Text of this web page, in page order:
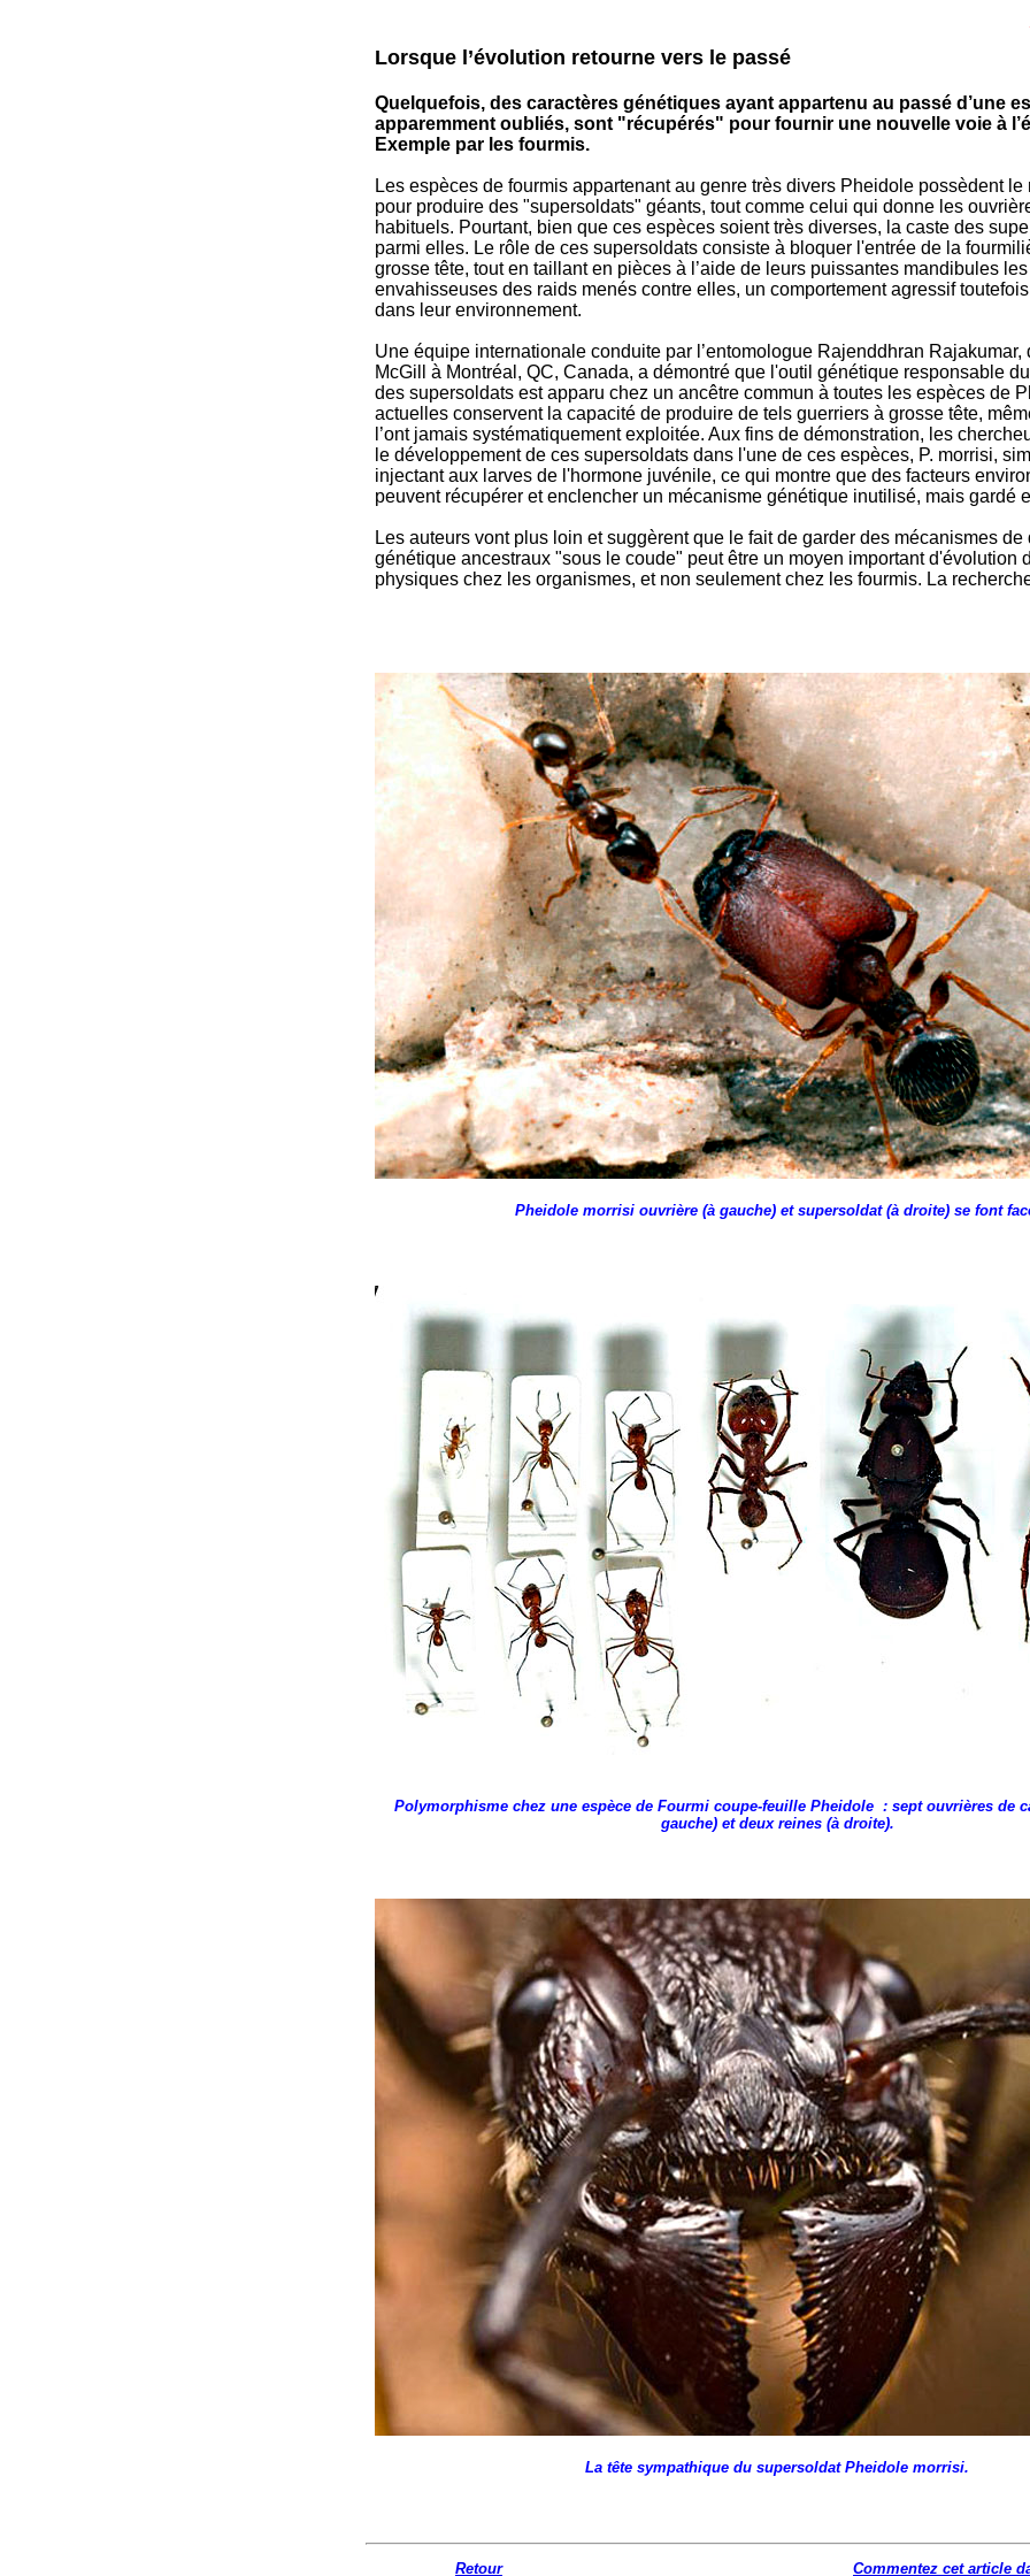
Lorsque l’évolution retourne vers le passé
Quelquefois, des caractères génétiques ayant appartenu au passé d’une
apparemment oubliés, sont "récupérés" pour fournir une nouvelle voie à
Exemple par les fourmis.
Les espèces de fourmis appartenant au genre très divers Pheidole possèdent
pour produire des "supersoldats" géants, tout comme celui qui donne les
habituels. Pourtant, bien que ces espèces soient très diverses, la caste des
parmi elles. Le rôle de ces supersoldats consiste à bloquer l'entrée de la
grosse tête, tout en taillant en pièces à l’aide de leurs puissantes mandibules
envahisseuses des raids menés contre elles, un comportement agressif
dans leur environnement.
Une équipe internationale conduite par l’entomologue Rajenddhran Rajakumar,
McGill à Montréal, QC, Canada, a démontré que l'outil génétique responsable
des supersoldats est apparu chez un ancêtre commun à toutes les espèces de
actuelles conservent la capacité de produire de tels guerriers à grosse tête,
l’ont jamais systématiquement exploitée. Aux fins de démonstration, les
le développement de ces supersoldats dans l'une de ces espèces, P. morrisi,
injectant aux larves de l'hormone juvénile, ce qui montre que des facteurs
peuvent récupérer et enclencher un mécanisme génétique inutilisé, mais gardé
Les auteurs vont plus loin et suggèrent que le fait de garder des mécanismes
génétique ancestraux "sous le coude" peut être un moyen important d'évolution
physiques chez les organismes, et non seulement chez les fourmis. La
Pheidole morrisi ouvrière (à gauche) et supersoldat (à droite) se font
Polymorphisme chez une espèce de Fourmi coupe-feuille Pheidole : sept ouvrières de
gauche) et deux reines (à droite).
La tête sympathique du supersoldat Pheidole morrisi.
Retour Commentez cet article